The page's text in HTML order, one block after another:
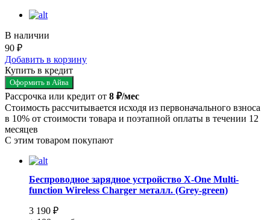
В наличии
90 ₽
Добавить в корзину
Купить в кредит
Оформить в Айва
Рассрочка или кредит от 8 ₽/мес
Стоимость рассчитывается исходя из первоначального взноса
в 10% от стоимости товара и поэтапной оплаты в течении 12
месяцев
С этим товаром покупают
Беспроводное зарядное устройство X-One Multi-
function Wireless Charger металл. (Grey-green)
3 190 ₽